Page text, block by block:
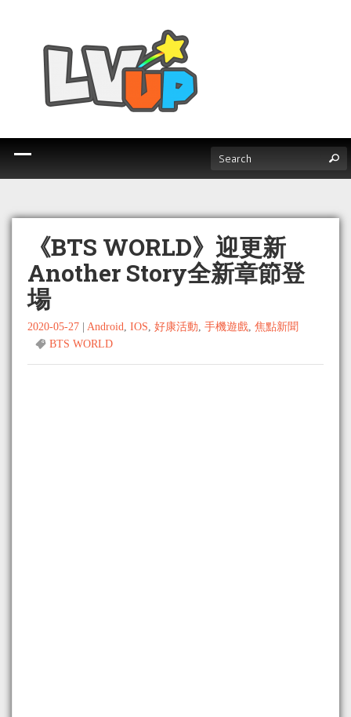
《BTS WORLD》迎更新
Another Story全新章節登
場
2020-05-27 Android, IOS, 好康活動, 手機遊戲, 焦點新聞
BTS WORLD